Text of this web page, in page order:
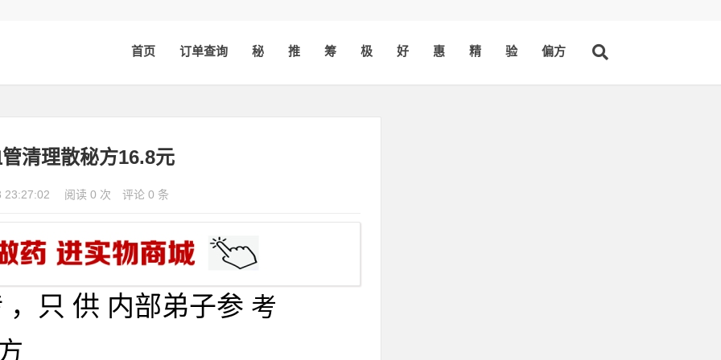
首页 订单查询 秘 推 筹 极 好 惠 精 验 偏方
清理散秘方16.8元
23:27:02 阅读 0 次 评论 0 条
只 供 内部弟子参 考